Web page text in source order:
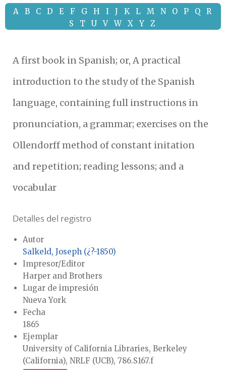
A B C D E F G H I J K L M N O P Q
R
S
T U V W X Y Z
A first book in Spanish; or, A practical
introduction to the study of the Spanish
language, containing full instructions in
pronunciation, a grammar; exercises on the
Ollendorff method of constant initation
and repetition; reading lessons; and a
vocabular
Detalles del registro
Autor
Salkeld, Joseph (¿?-1850)
Impresor/Editor
Harper and Brothers
Lugar de impresión
Nueva York
Fecha
1865
Ejemplar
University of California Libraries, Berkeley
(California), NRLF (UCB), 786.S167.f